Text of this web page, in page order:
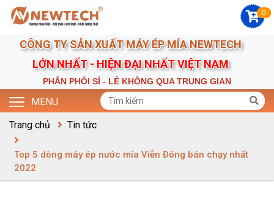
0
CÔNG TY SẢN XUẤT MÁY ÉP MÍA NEWTECH
LỚN NHẤT - HIỆN ĐẠI NHẤT VIỆT NAM
PHÂN PHỐI SỈ - LẺ KHÔNG QUA TRUNG GIAN
MENU
Trang chủ Tin tức
Top 5 dòng máy ép nước mía Viễn Đông bán chạy nhất
2022